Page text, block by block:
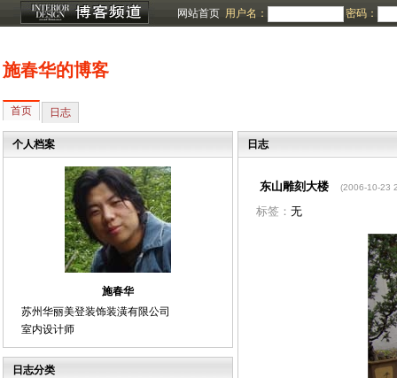
网站首页 用户名： 密码：
施春华的博客
首页 日志
个人档案
施春华
苏州华丽美登装饰装潢有限公司
室内设计师
日志分类
日志
东山雕刻大楼 (2006-10-23
标签： 无